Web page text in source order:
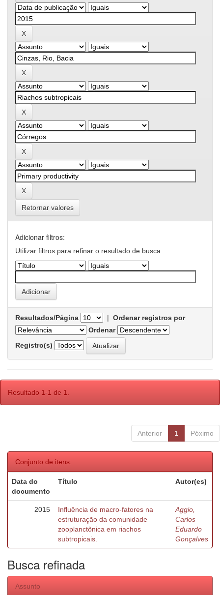
Retornar valores
Adicionar filtros:
Utilizar filtros para refinar o resultado de busca.
Resultados/Página | Ordenar registros por
Ordenar
Registro(s)
Resultado 1-1 de 1.
Anterior 1 Póximo
Conjunto de itens:
Data do
documento
Título Autor(es)
2015
Influência de macro-fatores na
estruturação da comunidade
zooplanctônica em riachos
subtropicais.
Aggio,
Carlos
Eduardo
Gonçalves
Busca refinada
Assunto